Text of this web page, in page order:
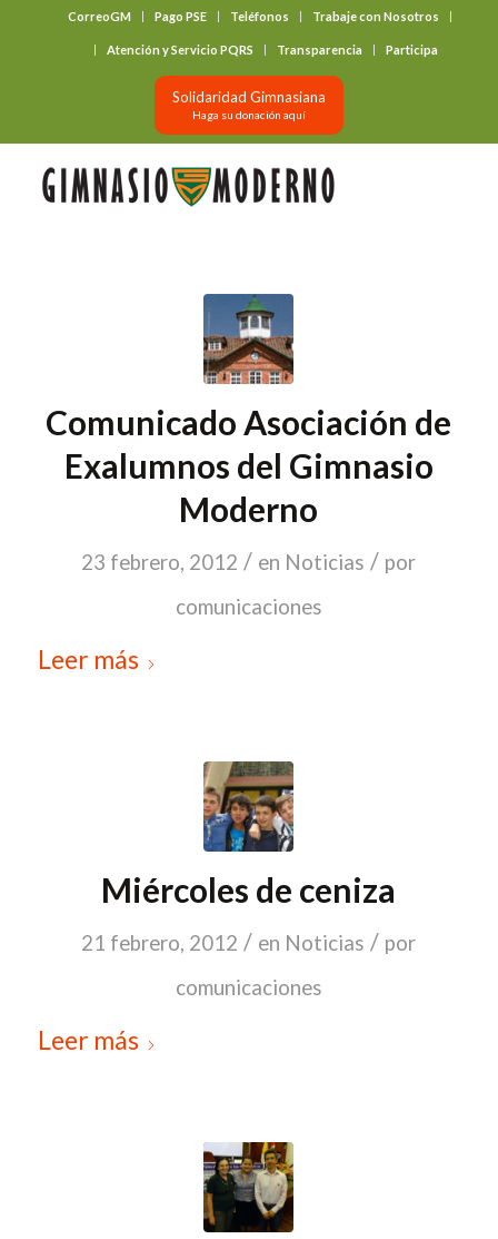
CorreoGM Pago PSE Teléfonos Trabaje con Nosotros
Atención y Servicio PQRS Transparencia Participa
Solidaridad Gimnasiana
Haga su donación aquí
Comunicado Asociación de
Exalumnos del Gimnasio
Moderno
23 febrero, 2012 / en Noticias / por
comunicaciones
Leer más
Miércoles de ceniza
21 febrero, 2012 / en Noticias / por
comunicaciones
Leer más